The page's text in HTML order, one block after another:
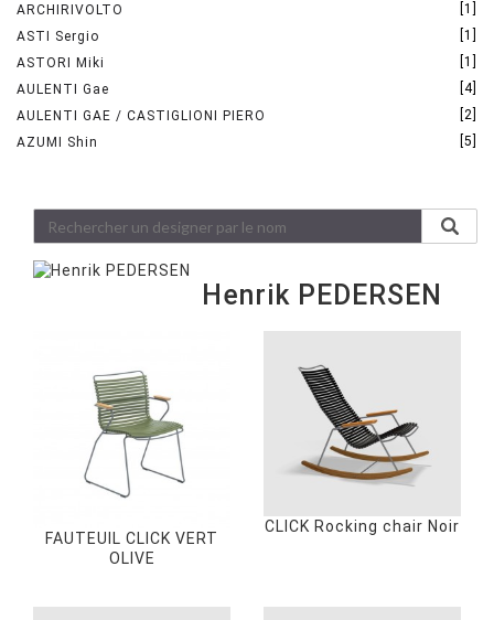
ARCHIRIVOLTO
[1]
ASTI Sergio
[1]
ASTORI Miki
[1]
AULENTI Gae
[4]
AULENTI GAE / CASTIGLIONI PIERO
[2]
AZUMI Shin
[5]
Henrik PEDERSEN
FAUTEUIL CLICK VERT
OLIVE
CLICK Rocking chair Noir